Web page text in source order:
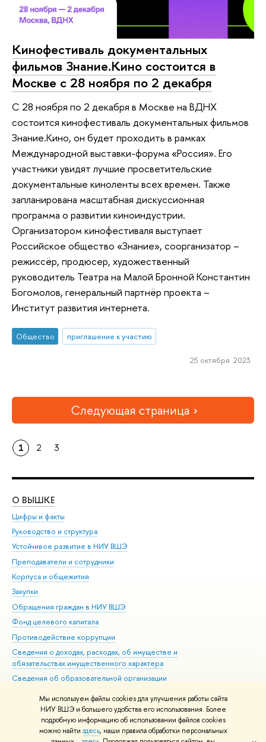
Мы используем файлы cookies для улучшения работы сайта
НИУ ВШЭ и большего удобства его использования. Более
подробную информацию об использовании файлов cookies
можно найти здесь, наши правила обработки персональных
Кинофестиваль документальных
фильмов Знание.Кино состоится в
Москве с 28 ноября по 2 декабря
С 28 ноября по 2 декабря в Москве на ВДНХ
состоится кинофестиваль документальных фильмов
Знание.Кино, он будет проходить в рамках
Международной выставки-форума «Россия». Его
участники увидят лучшие просветительские
документальные киноленты всех времен. Также
запланирована масштабная дискуссионная
программа о развитии киноиндустрии.
Организатором кинофестиваля выступает
Российское общество «Знание», соорганизатор –
режиссёр, продюсер, художественный
руководитель Театра на Малой Бронной Константин
Богомолов, генеральный партнёр проекта –
Институт развития интернета.
Общество приглашение к участию
25 октября 2023
Следующая страница
1 2 3
О ВЫШКЕ
Цифры и факты
Руководство и структура
Устойчивое развитие в НИУ ВШЭ
Преподаватели и сотрудники
Корпуса и общежития
Закупки
Обращения граждан в НИУ ВШЭ
Фонд целевого капитала
Противодействие коррупции
Сведения о доходах, расходах, об имуществе и
обязательствах имущественного характера
Сведения об образовательной организации
Людям с ограниченными возможностями здоровья
Единая платежная страница
Работа в Вышке